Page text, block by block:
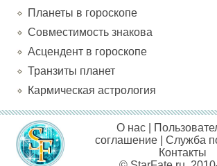
Планеты в гороскопе
Совместимость знакова
Асцендент в гороскопе
Транзиты планет
Кармическая астрология
О нас
соглашение |Служба
Контакты